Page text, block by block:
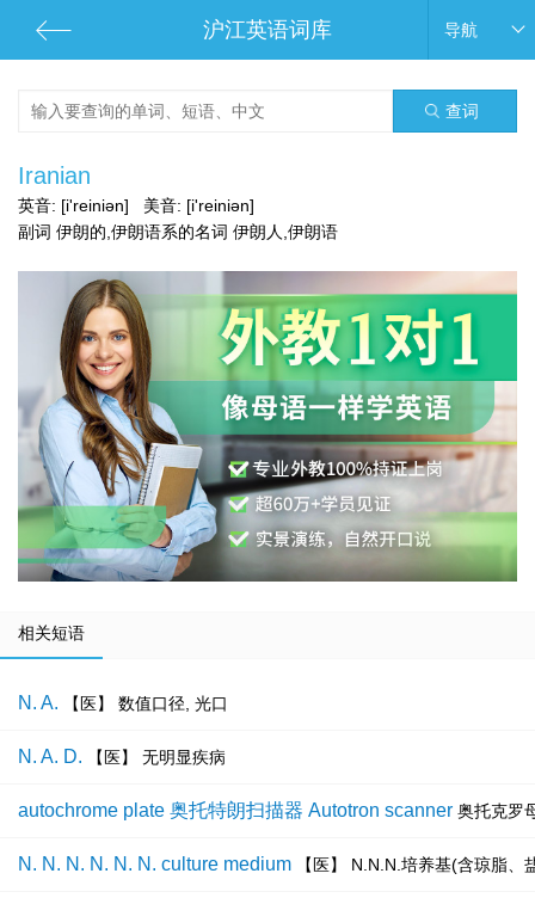
沪江英语词库 导航
查词
Iranian
英音: [i'reiniən] 美音: [i'reiniən]
副词 伊朗的,伊朗语系的名词 伊朗人,伊朗语
相关短语
N. A. 【医】 数值口径, 光口
N. A. D. 【医】 无明显疾病
autochrome plate 奥托特朗扫描器 Autotron scanner 奥托克罗
N. N. N. N. N. N. culture medium 【医】 N.N.N.培养基(含琼脂